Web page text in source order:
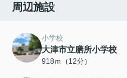
周辺施設
小学校
大津市立膳所小学校
918ｍ（12分）